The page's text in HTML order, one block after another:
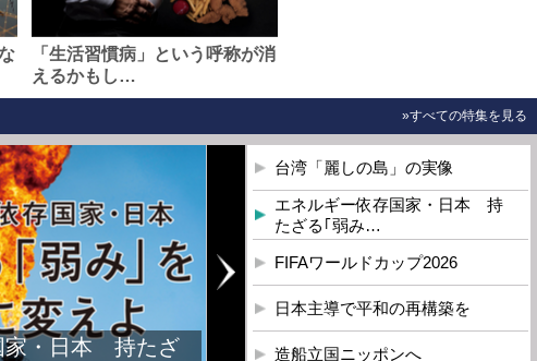
「生活習慣病」という呼称が消
えるかもし…
»すべての特集を見る
家・日本 持たざ
台湾「麗しの島」の実像
エネルギー依存国家・日本 持
たざる｢弱み…
FIFAワールドカップ2026
日本主導で平和の再構築を
造船立国ニッポンへ